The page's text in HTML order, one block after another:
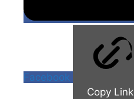
Facebook
Copy Link